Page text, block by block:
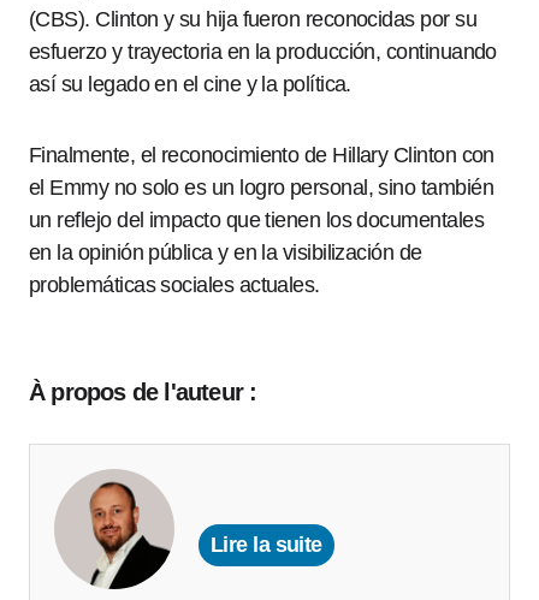
(CBS). Clinton y su hija fueron reconocidas por su
esfuerzo y trayectoria en la producción, continuando
así su legado en el cine y la política.
Finalmente, el reconocimiento de Hillary Clinton con
el Emmy no solo es un logro personal, sino también
un reflejo del impacto que tienen los documentales
en la opinión pública y en la visibilización de
problemáticas sociales actuales.
À propos de l'auteur :
Lire la suite